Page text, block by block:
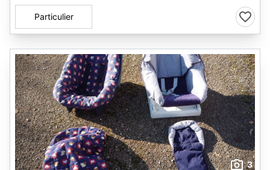
Particulier
3